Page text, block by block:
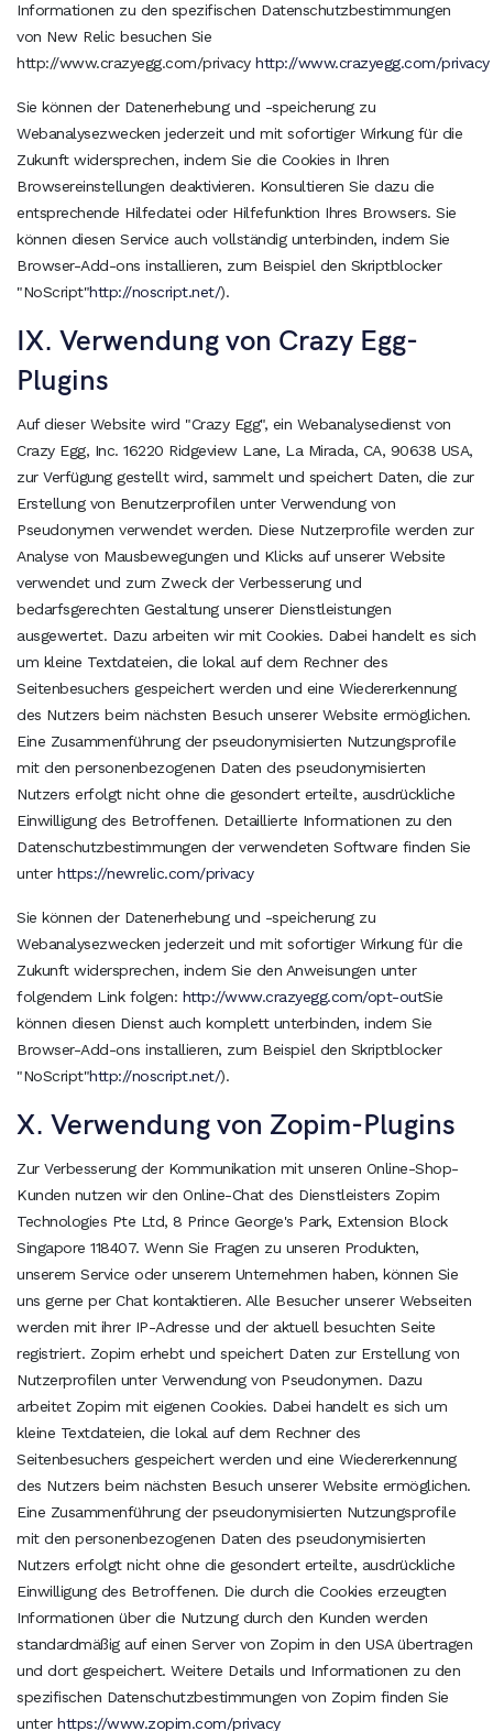
Informationen zu den spezifischen Datenschutzbestimmungen
von New Relic besuchen Sie
http://www.crazyegg.com/privacy http://www.crazyegg.com/privacy
Sie können der Datenerhebung und -speicherung zu
Webanalysezwecken jederzeit und mit sofortiger Wirkung für die
Zukunft widersprechen, indem Sie die Cookies in Ihren
Browsereinstellungen deaktivieren. Konsultieren Sie dazu die
entsprechende Hilfedatei oder Hilfefunktion Ihres Browsers. Sie
können diesen Service auch vollständig unterbinden, indem Sie
Browser-Add-ons installieren, zum Beispiel den Skriptblocker
"NoScript"http://noscript.net/).
IX. Verwendung von Crazy Egg-
Plugins
Auf dieser Website wird "Crazy Egg", ein Webanalysedienst von
Crazy Egg, Inc. 16220 Ridgeview Lane, La Mirada, CA, 90638 USA,
zur Verfügung gestellt wird, sammelt und speichert Daten, die zur
Erstellung von Benutzerprofilen unter Verwendung von
Pseudonymen verwendet werden. Diese Nutzerprofile werden zur
Analyse von Mausbewegungen und Klicks auf unserer Website
verwendet und zum Zweck der Verbesserung und
bedarfsgerechten Gestaltung unserer Dienstleistungen
ausgewertet. Dazu arbeiten wir mit Cookies. Dabei handelt es sich
um kleine Textdateien, die lokal auf dem Rechner des
Seitenbesuchers gespeichert werden und eine Wiedererkennung
des Nutzers beim nächsten Besuch unserer Website ermöglichen.
Eine Zusammenführung der pseudonymisierten Nutzungsprofile
mit den personenbezogenen Daten des pseudonymisierten
Nutzers erfolgt nicht ohne die gesondert erteilte, ausdrückliche
Einwilligung des Betroffenen. Detaillierte Informationen zu den
Datenschutzbestimmungen der verwendeten Software finden Sie
unter https://newrelic.com/privacy
Sie können der Datenerhebung und -speicherung zu
Webanalysezwecken jederzeit und mit sofortiger Wirkung für die
Zukunft widersprechen, indem Sie den Anweisungen unter
folgendem Link folgen: http://www.crazyegg.com/opt-outSie
können diesen Dienst auch komplett unterbinden, indem Sie
Browser-Add-ons installieren, zum Beispiel den Skriptblocker
"NoScript"http://noscript.net/).
X. Verwendung von Zopim-Plugins
Zur Verbesserung der Kommunikation mit unseren Online-Shop-
Kunden nutzen wir den Online-Chat des Dienstleisters Zopim
Technologies Pte Ltd, 8 Prince George's Park, Extension Block
Singapore 118407. Wenn Sie Fragen zu unseren Produkten,
unserem Service oder unserem Unternehmen haben, können Sie
uns gerne per Chat kontaktieren. Alle Besucher unserer Webseiten
werden mit ihrer IP-Adresse und der aktuell besuchten Seite
registriert. Zopim erhebt und speichert Daten zur Erstellung von
Nutzerprofilen unter Verwendung von Pseudonymen. Dazu
arbeitet Zopim mit eigenen Cookies. Dabei handelt es sich um
kleine Textdateien, die lokal auf dem Rechner des
Seitenbesuchers gespeichert werden und eine Wiedererkennung
des Nutzers beim nächsten Besuch unserer Website ermöglichen.
Eine Zusammenführung der pseudonymisierten Nutzungsprofile
mit den personenbezogenen Daten des pseudonymisierten
Nutzers erfolgt nicht ohne die gesondert erteilte, ausdrückliche
Einwilligung des Betroffenen. Die durch die Cookies erzeugten
Informationen über die Nutzung durch den Kunden werden
standardmäßig auf einen Server von Zopim in den USA übertragen
und dort gespeichert. Weitere Details und Informationen zu den
spezifischen Datenschutzbestimmungen von Zopim finden Sie
unter https://www.zopim.com/privacy